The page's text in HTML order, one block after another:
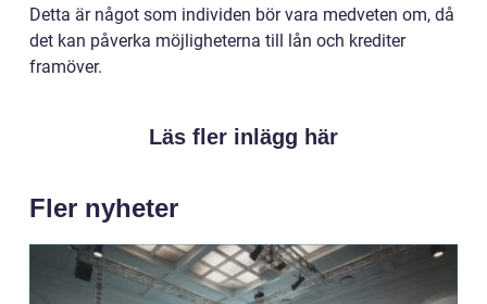
Detta är något som individen bör vara medveten om, då
det kan påverka möjligheterna till lån och krediter
framöver.
Läs fler inlägg här
Fler nyheter